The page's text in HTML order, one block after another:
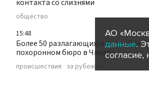
контакта со слизнями
общество
15:48
Более 50 разлагающихся тел
похоронном бюро в Чикаго
происшествия за рубежом
АО
данные.